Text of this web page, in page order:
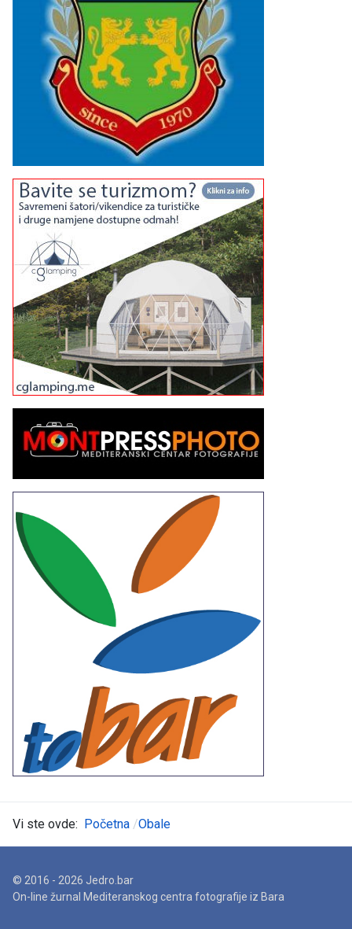
Vi ste ovde: Početna Obale
© 2016 - 2026 Jedro.bar
On-line žurnal Mediteranskog centra fotografije iz Bara